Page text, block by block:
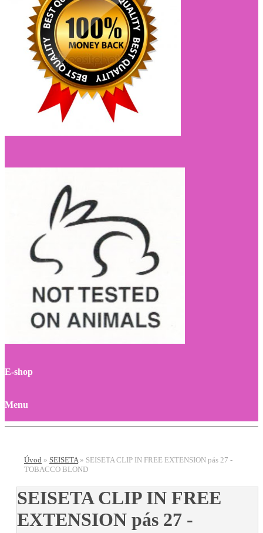
E-shop
Menu
Úvod » SEISETA » SEISETA CLIP IN FREE EXTENSION pás 27 -
TOBACCO BLOND
SEISETA CLIP IN FREE
EXTENSION pás 27 -